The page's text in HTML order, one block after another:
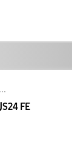
امتى تحديت UI 8.5 لS24 FE